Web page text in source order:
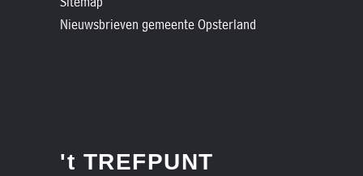
Nieuwsbrieven gemeente Opsterland
't TREFPUNT